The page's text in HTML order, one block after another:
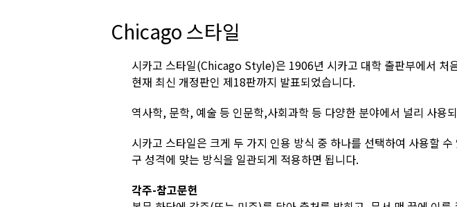
Chicago 스타일
시카고 스타일(Chicago Style)은 1906년 시카고 대학 출판부에서 처
현재 최신 개정판인 제18판까지 발표되었습니다.
역사학, 문학, 예술 등 인문학,사회과학 등 다양한 분야에서 널리 사용
시카고 스타일은 크게 두 가지 인용 방식 중 하나를 선택하여 사용할
구 성격에 맞는 방식을 일관되게 적용하면 됩니다.
각주-참고문헌